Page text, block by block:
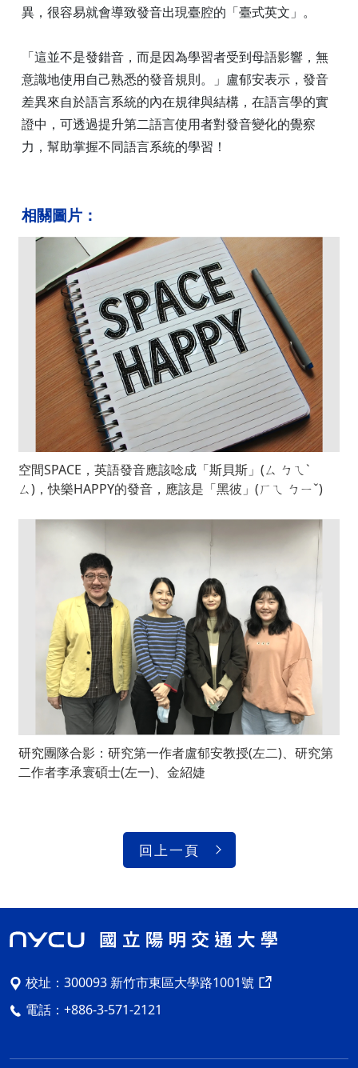
異，很容易就會導致發音出現臺腔的「臺式英文」。
「這並不是發錯音，而是因為學習者受到母語影響，無
意識地使用自己熟悉的發音規則。」盧郁安表示，發音
差異來自於語言系統的內在規律與結構，在語言學的實
證中，可透過提升第二語言使用者對發音變化的覺察
力，幫助掌握不同語言系統的學習！
相關圖片：
空間SPACE，英語發音應該唸成「斯貝斯」(ㄙ ㄅㄟˋ
ㄙ)，快樂HAPPY的發音，應該是「黑彼」(ㄏㄟ ㄅㄧˇ)
研究團隊合影：研究第一作者盧郁安教授(左二)、研究第
二作者李承寰碩士(左一)、金紹婕
回上一頁
校址： 300093 新竹市東區大學路1001號
電話： +886-3-571-2121